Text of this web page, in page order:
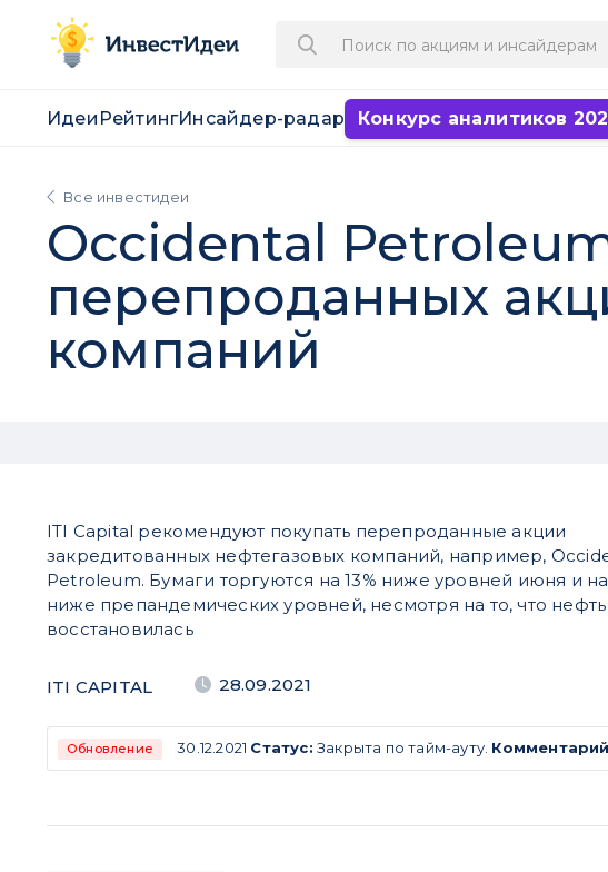
Идеи РейтингИнсайдер-радар Конкурс аналитиков
Все инвестидеи
Occidental
перепроданных
компаний
ITI Capital рекомендуют покупать перепроданные акции
закредитованных нефтегазовых компаний, например,
Petroleum. Бумаги торгуются на 13% ниже уровней июня и на
ниже препандемических уровней, несмотря на то, что
восстановилась
ITI CAPITAL 28.09.2021
Обновление 30.12.2021 Статус: Закрыта по тайм-ауту.